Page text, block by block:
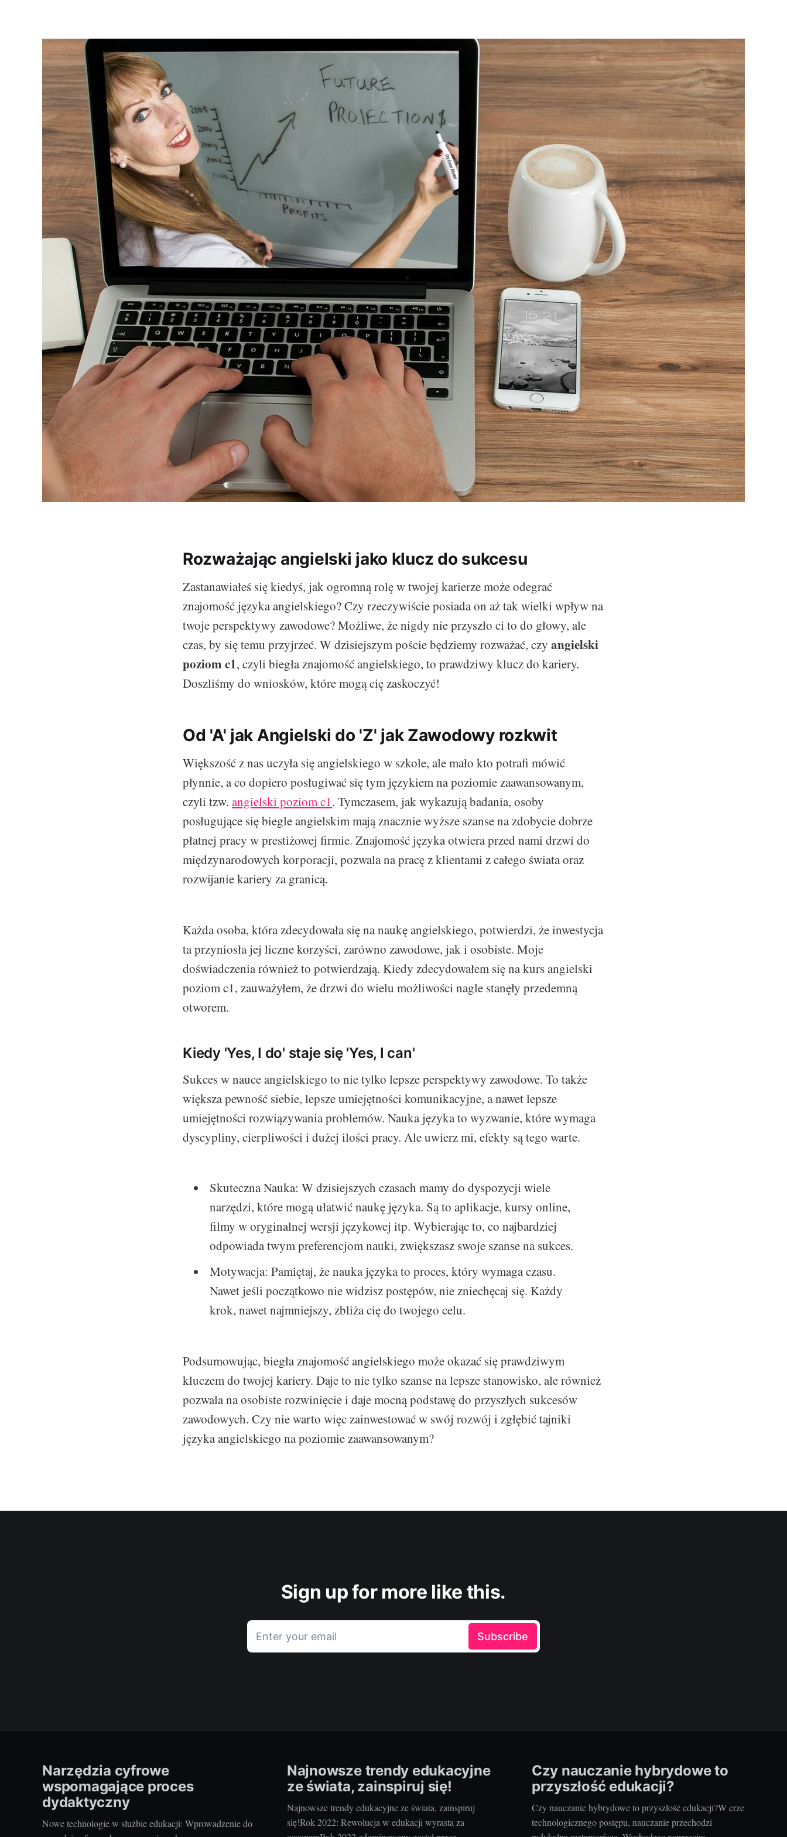
Rozważając angielski jako klucz do sukcesu
Zastanawiałeś się kiedyś, jak ogromną rolę w twojej karierze może odegrać
znajomość języka angielskiego? Czy rzeczywiście posiada on aż tak wielki wpływ na
twoje perspektywy zawodowe? Możliwe, że nigdy nie przyszło ci to do głowy, ale
czas, by się temu przyjrzeć. W dzisiejszym poście będziemy rozważać, czy angielski
poziom c1, czyli biegła znajomość angielskiego, to prawdziwy klucz do kariery.
Doszliśmy do wniosków, które mogą cię zaskoczyć!
Od 'A' jak Angielski do 'Z' jak Zawodowy rozkwit
Większość z nas uczyła się angielskiego w szkole, ale mało kto potrafi mówić
płynnie, a co dopiero posługiwać się tym językiem na poziomie zaawansowanym,
czyli tzw. angielski poziom c1. Tymczasem, jak wykazują badania, osoby
posługujące się biegle angielskim mają znacznie wyższe szanse na zdobycie dobrze
płatnej pracy w prestiżowej firmie. Znajomość języka otwiera przed nami drzwi do
międzynarodowych korporacji, pozwala na pracę z klientami z całego świata oraz
rozwijanie kariery za granicą.
Każda osoba, która zdecydowała się na naukę angielskiego, potwierdzi, że inwestycja
ta przyniosła jej liczne korzyści, zarówno zawodowe, jak i osobiste. Moje
doświadczenia również to potwierdzają. Kiedy zdecydowałem się na kurs angielski
poziom c1, zauważyłem, że drzwi do wielu możliwości nagle stanęły przedemną
otworem.
Kiedy 'Yes, I do' staje się 'Yes, I can'
Sukces w nauce angielskiego to nie tylko lepsze perspektywy zawodowe. To także
większa pewność siebie, lepsze umiejętności komunikacyjne, a nawet lepsze
umiejętności rozwiązywania problemów. Nauka języka to wyzwanie, które wymaga
dyscypliny, cierpliwości i dużej ilości pracy. Ale uwierz mi, efekty są tego warte.
Skuteczna Nauka: W dzisiejszych czasach mamy do dyspozycji wiele
narzędzi, które mogą ułatwić naukę języka. Są to aplikacje, kursy online,
filmy w oryginalnej wersji językowej itp. Wybierając to, co najbardziej
odpowiada twym preferencjom nauki, zwiększasz swoje szanse na sukces.
Motywacja: Pamiętaj, że nauka języka to proces, który wymaga czasu.
Nawet jeśli początkowo nie widzisz postępów, nie zniechęcaj się. Każdy
krok, nawet najmniejszy, zbliża cię do twojego celu.
Podsumowując, biegła znajomość angielskiego może okazać się prawdziwym
kluczem do twojej kariery. Daje to nie tylko szanse na lepsze stanowisko, ale również
pozwala na osobiste rozwinięcie i daje mocną podstawę do przyszłych sukcesów
zawodowych. Czy nie warto więc zainwestować w swój rozwój i zgłębić tajniki
języka angielskiego na poziomie zaawansowanym?
Sign up for more like this.
Enter your email Subscribe
Narzędzia cyfrowe
wspomagające proces
dydaktyczny
Nowe technologie w służbie edukacji: Wprowadzenie do
Najnowsze trendy edukacyjne
ze świata, zainspiruj się!
Najnowsze trendy edukacyjne ze świata, zainspiruj
się!Rok 2022: Rewolucja w edukacji wyrasta za
Czy nauczanie hybrydowe to
przyszłość edukacji?
Czy nauczanie hybrydowe to przyszłość edukacji?W erze
technologicznego postępu, nauczanie przechodzi